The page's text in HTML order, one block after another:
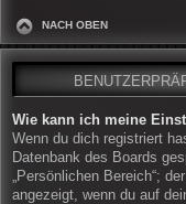
NACH OBEN
Wie kann ich meine
Wenn du dich registriert
Datenbank des Boards
„Persönlichen Bereich“;
angezeigt, wenn du auf